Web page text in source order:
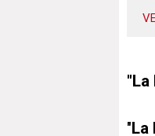
"La
"